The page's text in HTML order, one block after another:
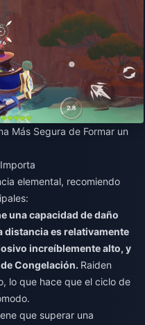
Más Segura de Formar un
elemental, recomiendo
una capacidad de daño
distancia es relativamente
increíblemente alto, y
Congelación. Raiden
lo que hace que el ciclo de
que superar una